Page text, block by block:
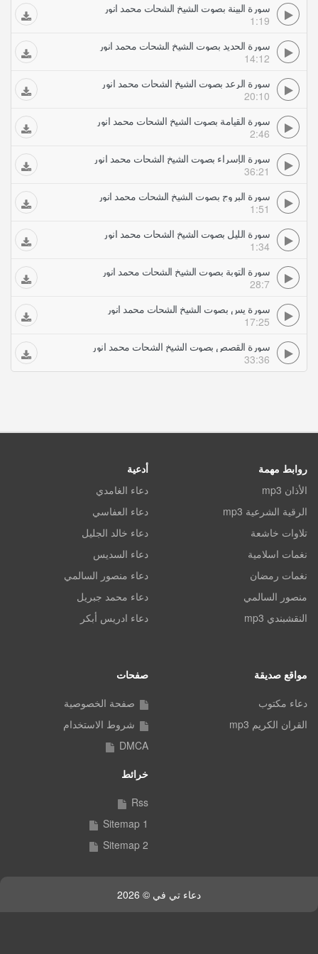
سورة البينة بصوت الشيخ الشحات محمد انور
1:19
سورة الحديد بصوت الشيخ الشحات محمد انور
14:12
سورة الرعد بصوت الشيخ الشحات محمد انور
20:10
سورة القيامة بصوت الشيخ الشحات محمد انور
2:46
سورة الإسراء بصوت الشيخ الشحات محمد انور
36:21
سورة البروج بصوت الشيخ الشحات محمد انور
1:51
سورة الليل بصوت الشيخ الشحات محمد انور
1:34
سورة التوبة بصوت الشيخ الشحات محمد انور
28:7
سورة يس بصوت الشيخ الشحات محمد انور
17:25
سورة القصص بصوت الشيخ الشحات محمد انور
33:36
روابط مهمة
الأذان mp3
الرقية الشرعية mp3
تلاوات خاشعة
نغمات اسلامية
نغمات رمضان
منصور السالمي
النقشبندي mp3
أدعية
دعاء الغامدي
دعاء العفاسي
دعاء خالد الجليل
دعاء السديس
دعاء منصور السالمي
دعاء محمد جبريل
دعاء ادريس أبكر
مواقع صديقة
دعاء مكتوب
القران الكريم mp3
صفحات
صفحة الخصوصية
شروط الاستخدام
DMCA
خرائط
Rss
Sitemap 1
Sitemap 2
دعاء تي في © 2026